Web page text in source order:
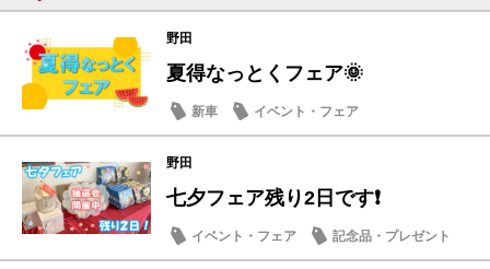
野田
夏得なっとくフェア🌞
新車 イベント・フェア
野田
七夕フェア残り2日です❗
イベント・フェア 記念品・プレゼント